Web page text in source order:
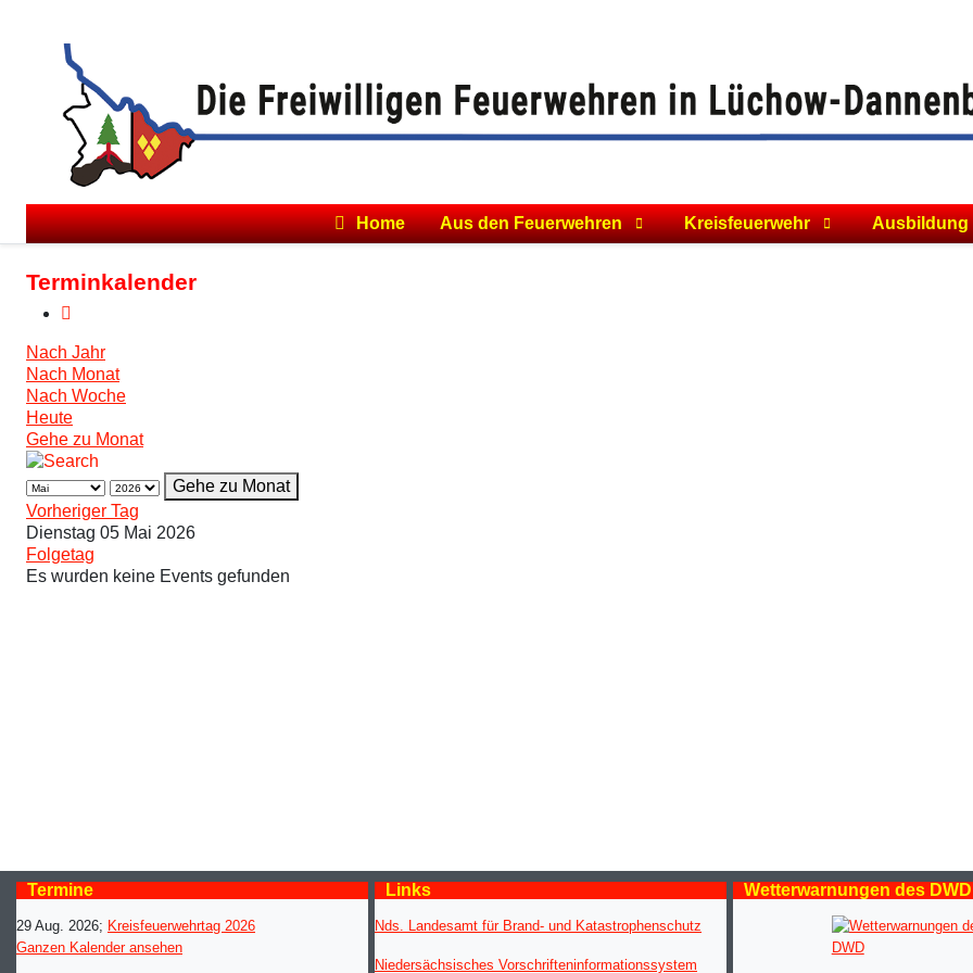
Home Aus den Feuerwehren Kreisfeuerwehr Ausbildung
Terminkalender
Nach Jahr
Nach Monat
Nach Woche
Heute
Gehe zu Monat
Gehe zu Monat
Vorheriger Tag
Dienstag 05 Mai 2026
Folgetag
Es wurden keine Events gefunden
Termine
29 Aug. 2026; Kreisfeuerwehrtag 2026
Ganzen Kalender ansehen
Links
Nds. Landesamt für Brand- und Katastrophenschutz
Niedersächsisches Vorschrifteninformationssystem
Wetterwarnungen des DWD